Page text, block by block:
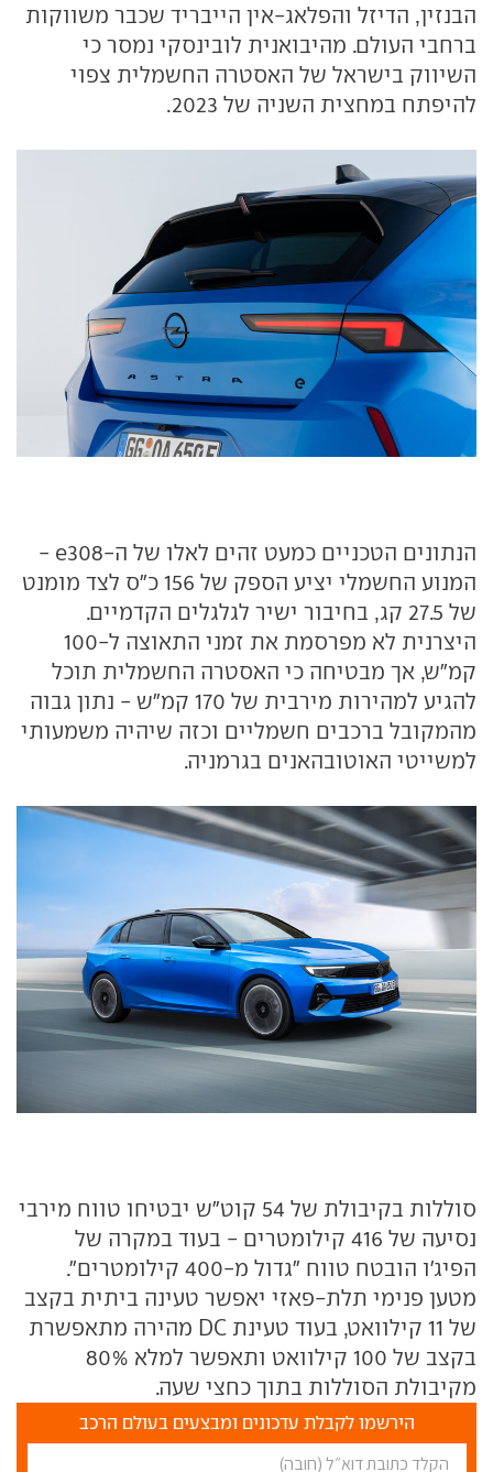
הבנזין, הדיזל והפלאג-אין הייבריד שכבר משווקות
ברחבי העולם. מהיבואנית לובינסקי נמסר כי
השיווק בישראל של האסטרה החשמלית צפוי
להיפתח במחצית השניה של 2023.
הנתונים הטכניים כמעט זהים לאלו של ה-e308 -
המנוע החשמלי יציע הספק של 156 כ"ס לצד מומנט
של 27.5 קג, בחיבור ישיר לגלגלים הקדמיים.
היצרנית לא מפרסמת את זמני התאוצה ל-100
קמ"ש, אך מבטיחה כי האסטרה החשמלית תוכל
להגיע למהירות מירבית של 170 קמ"ש - נתון גבוה
מהמקובל ברכבים חשמליים וכזה שיהיה משמעותי
למשייטי האוטובהאנים בגרמניה.
סוללות בקיבולת של 54 קוט"ש יבטיחו טווח מירבי
נסיעה של 416 קילומטרים - בעוד במקרה של
הפיג'ו הובטח טווח "גדול מ-400 קילומטרים".
מטען פנימי תלת-פאזי יאפשר טעינה ביתית בקצב
של 11 קילוואט, בעוד טעינת DC מהירה מתאפשרת
בקצב של 100 קילוואט ותאפשר למלא 80%
מקיבולת הסוללות בתוך כחצי שעה.
הירשמו לקבלת עדכונים ומבצעים בעולם הרכב